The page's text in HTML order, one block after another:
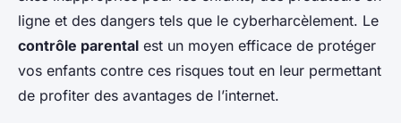
ligne et des dangers tels que le cyberharcèlement. Le
contrôle parental est un moyen efficace de protéger
vos enfants contre ces risques tout en leur permettant
de profiter des avantages de l’internet.